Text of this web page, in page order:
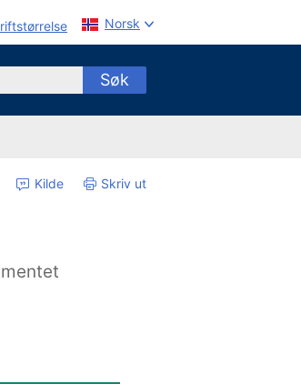
Norsk
Søk
Kilde Skriv ut